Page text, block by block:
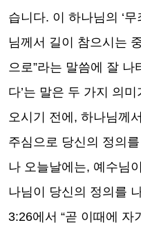
습니다. 이 하나님의 ‘무
님께서 길이 참으시는
으로”라는 말씀에 잘 나
다’는 말은 두 가지 의미
오시기 전에 , 하나님께
주심으로 당신의 정의
나 오늘날에는, 예수님
나님이 당신의 정의를
3:26에서 “곧 이때에 자